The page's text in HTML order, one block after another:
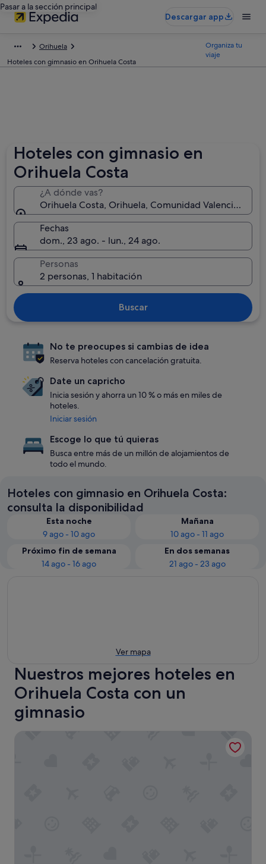
Pasar a la sección principal
Descargar app
Orihuela
Hoteles con gimnasio en Orihuela Costa
Organiza tu
viaje
Hoteles con gimnasio en
Orihuela Costa
¿A dónde vas?
Orihuela Costa, Orihuela, Comunidad Valenciana,
Fechas
dom., 23 ago. - lun., 24 ago.
Personas
2 personas, 1 habitación
Buscar
No te preocupes si cambias de idea
Reserva hoteles con cancelación gratuita.
Date un capricho
Inicia sesión y ahorra un 10 % o más en miles de
hoteles.
Iniciar sesión
Escoge lo que tú quieras
Busca entre más de un millón de alojamientos de
todo el mundo.
Hoteles con gimnasio en Orihuela Costa:
consulta la disponibilidad
Esta noche
9 ago - 10 ago
Mañana
10 ago - 11 ago
Próximo fin de semana
14 ago - 16 ago
En dos semanas
21 ago - 23 ago
Ver mapa
Nuestros mejores hoteles en
Orihuela Costa con un
gimnasio